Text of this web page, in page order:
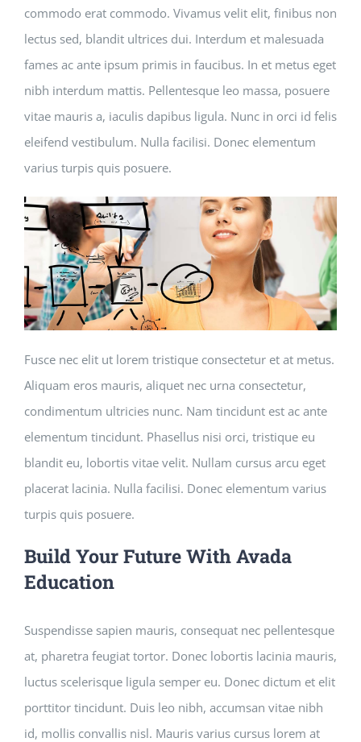
commodo erat commodo. Vivamus velit elit, finibus non
lectus sed, blandit ultrices dui. Interdum et malesuada
fames ac ante ipsum primis in faucibus. In et metus eget
nibh interdum mattis. Pellentesque leo massa, posuere
vitae mauris a, iaculis dapibus ligula. Nunc in orci id felis
eleifend vestibulum. Nulla facilisi. Donec elementum
varius turpis quis posuere.
Fusce nec elit ut lorem tristique consectetur et at metus.
Aliquam eros mauris, aliquet nec urna consectetur,
condimentum ultricies nunc. Nam tincidunt est ac ante
elementum tincidunt. Phasellus nisi orci, tristique eu
blandit eu, lobortis vitae velit. Nullam cursus arcu eget
placerat lacinia. Nulla facilisi. Donec elementum varius
turpis quis posuere.
Build Your Future With Avada
Education
Suspendisse sapien mauris, consequat nec pellentesque
at, pharetra feugiat tortor. Donec lobortis lacinia mauris,
luctus scelerisque ligula semper eu. Donec dictum et elit
porttitor tincidunt. Duis leo nibh, accumsan vitae nibh
id, mollis convallis nisl. Mauris varius cursus lorem at